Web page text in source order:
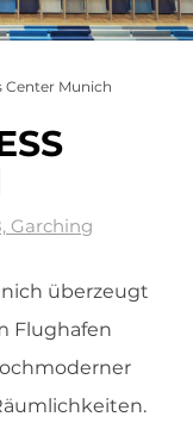
Center Munich
Garching
überzeugt
Flughafen